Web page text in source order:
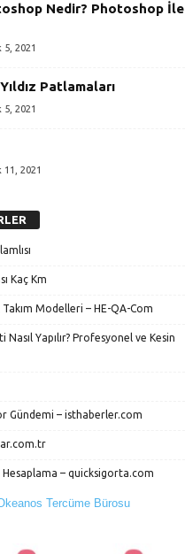
Nedir? Photoshop İle
5, 2021
Patlamaları
5, 2021
11, 2021
Kaç Km
Modelleri – HE-QA-Com
Nasıl Yapılır? Profesyonel ve Kesin
Gündemi – isthaberler.com
Hesaplama – quicksigorta.com